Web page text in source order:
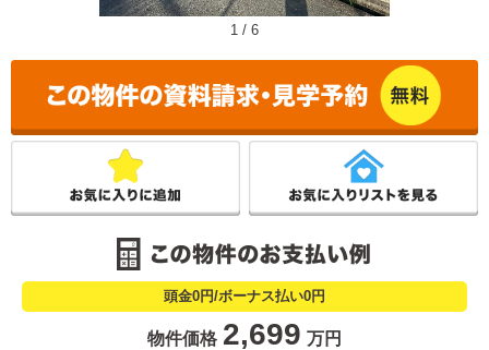
1 / 6
頭金0円/ボーナス払い0円
物件価格 2,699 万円